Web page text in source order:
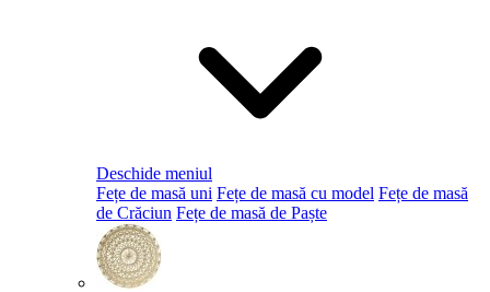
Deschide meniul
Fețe de masă uni Fețe de masă cu model Fețe de masă
de Crăciun Fețe de masă de Paște​